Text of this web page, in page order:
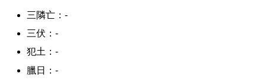
三隣亡：-
三伏：-
犯土：-
臘日：-